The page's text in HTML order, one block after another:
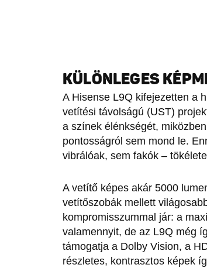
KÜLÖNLEGES
A Hisense L9Q kifejezetten a
vetítési távolságú (UST)
a színek élénkségét,
pontosságról sem mond le.
vibrálóak, sem fakók –
A vetítő képes akár 5000
vetítőszobák mellett
kompromisszummal jár: a
valamennyit, de az L9Q még
támogatja a Dolby Vision, a
részletes, kontrasztos képek